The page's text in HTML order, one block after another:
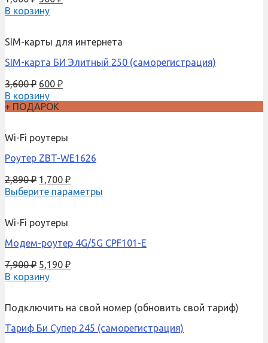
В корзину
SIM-карты для интернета
SIM-карта БИ Элитный 250 (саморегистрация)
3,600₽ 600 ₽
В корзину
+ ПОДАРОК
Wi-Fi роутеры
Роутер ZBT-WE1626
2,890₽ 1,700 ₽
Выберите параметры
Wi-Fi роутеры
Модем-роутер 4G/5G CPF101-E
7,900₽ 5,190 ₽
В корзину
Подключить на свой номер (обновить свой тариф)
Тариф Би Супер 245 (саморегистрация)